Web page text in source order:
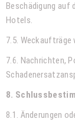
Beschädigung
Hotels.
7.5.
7.6. Nachrichten,
8.
8.1. Änderungen